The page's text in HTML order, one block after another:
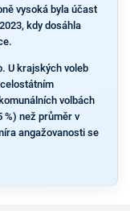
vysoká byla účast
kdy dosáhla
U krajských voleb
volbách
%) než průměr v
angažovanosti se